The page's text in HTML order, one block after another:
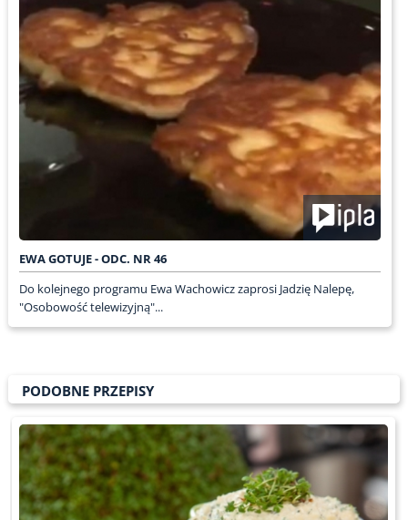
EWA GOTUJE - ODC. NR 46
Do kolejnego programu Ewa Wachowicz zaprosi Jadzię Nalepę,
"Osobowość telewizyjną"...
PODOBNE PRZEPISY